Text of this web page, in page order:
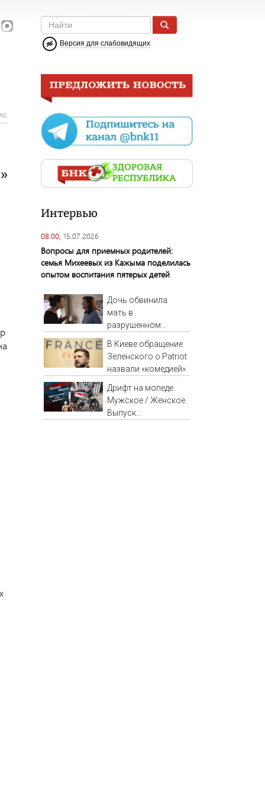
Версия для слабовидящих
Интервью
08:00, 15.07.2026
Вопросы для приемных родителей:
семья Михеевых из Кажыма поделилась
опытом воспитания пятерых детей
Дочь обвинила
мать в
разрушенном
всей правды о
своём отце -
история одной
семьи
В Киеве обращение
Зеленского о Patriot
назвали «комедией»
Дрифт на мопеде.
Мужское / Женское.
Выпуск